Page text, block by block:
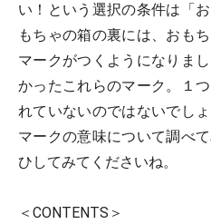
い！という選択の条件は「
もちゃの箱の裏には、おも
マークがつくようになりま
かったこれらのマーク。１
れていないのではないでし
マークの意味について調べ
ひしてみてくださいね。
＜CONTENTS＞